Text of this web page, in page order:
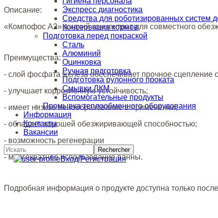
Экспресс диагностика
Средства для роботизированных систем
Консервация кормов
Подготовка перед покраской
Сталь
Алюминий
Оцинковка
Ручная подготовка
Подготовка рулонного проката
Смывки ЛКМ
Вспомогательные продукты
Промывка теплообменного оборудования
Информация
Контакты
Вакансии
Вход/Регистрация
Описание:
«Компофос А2» жидкий концентрат для совместного
Преимущества:
- слой фосфата железа обеспечивает прочное сцепление
- улучшает коррозионную устойчивость;
- имеет низкое пенообразование в применении;
- обладает хорошей обезжиривающей способностью;
- возможность регенерации
- многократное использование ванны.
Подробная информация о продукте доступна только